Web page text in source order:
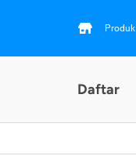
Produk
Daftar